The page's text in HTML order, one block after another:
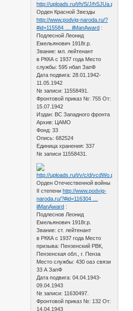
Орден Красной Звезды
http://www.podvig-naroda.ru/?
#id=115584 … ilManAward :
Подлесной Леонид
Емельянович 1918г.р.
Звание: мл. лейтенант
в РККА с 1937 года Место
службы: 595 нбап ЗапФ
Дата подвига: 28.01.1942-
11.05.1942
№ записи: 11558491.
Фронтовой приказ №: 755 От:
15.07.1942
Издан: ВС Западного фронта
Архив: ЦАМО
Фонд: 33
Опись: 682524
Единица хранения: 337
№ записи 11558431.
Орден Отечественной войны
II степениhttp://www.podvig-
naroda.ru/?#id=116304 …
ilManAward :
Подлеснов Леонид
Емельянович 1918г.р.
Звание: ст. лейтенант
в РККА с 1937 года Место
призыва: Пензенский РВК,
Пензенская обл., г. Пенза
Место службы: 430 оаэ связи
33 А ЗапФ
Дата подвига: 04.04.1943-
09.04.1943
№ записи: 11630497.
Фронтовой приказ №: 132 От:
14.04.1943